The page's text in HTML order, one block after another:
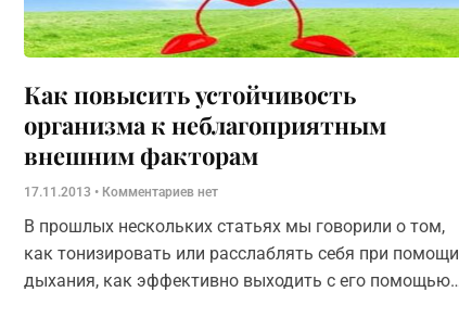
Как повысить устойчивость
организма к неблагоприятным
внешним факторам
17.11.2013 Комментариев нет
В прошлых нескольких статьях мы говорили о том,
как тонизировать или расслаблять себя при помощи
дыхания, как эффективно выходить с его помощью